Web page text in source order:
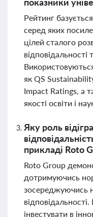
Рейтинг
серед яких
цілей сталого
відповідальності
як QS
Impact Ratings, а
якості освіти і
Яку роль
прикладі Roto
Roto Group
дотримуючись
зосереджуючись
інвестувати в